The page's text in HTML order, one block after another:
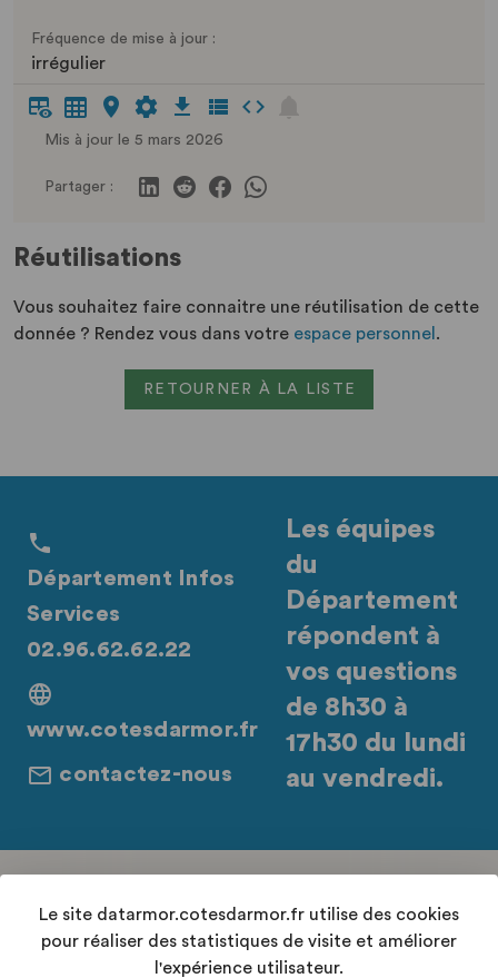
Fréquence de mise à jour :
irrégulier
Mis à jour le 5 mars 2026
Partager :
Réutilisations
Vous souhaitez faire connaitre une réutilisation de cette
donnée ? Rendez vous dans votre espace personnel .
RETOURNER À LA LISTE
Département Infos
Services
02.96.62.62.22
www.cotesdarmor.fr
contactez-nous
Les équipes
du
Département
répondent à
vos questions
de 8h30 à
17h30 du lundi
au vendredi.
Le site datarmor.cotesdarmor.fr utilise des cookies
pour réaliser des statistiques de visite et améliorer
l'expérience utilisateur.